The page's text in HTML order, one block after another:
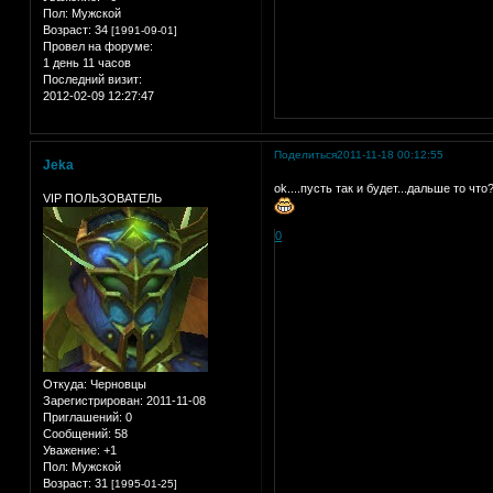
Пол: Мужской
Возраст: 34 [1991-09-01]
Провел на форуме:
1 день 11 часов
Последний визит:
2012-02-09 12:27:47
Поделиться2011-11-18 00:12:55
Jeka
VIP ПОЛЬЗОВАТЕЛЬ
Откуда: Черновцы
Зарегистрирован: 2011-11-08
Приглашений: 0
Сообщений: 58
Уважение: +1
Пол: Мужской
Возраст: 31 [1995-01-25]
ok....пусть так и будет...дальше то
0